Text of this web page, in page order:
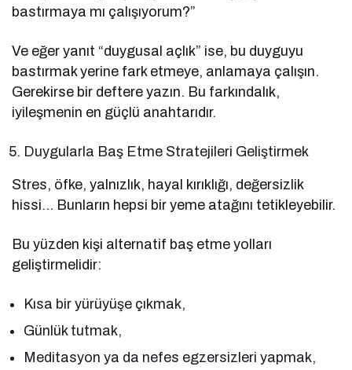
bastırmaya mı çalışıyorum?”
Ve eğer yanıt “duygusal açlık” ise, bu duyguyu
bastırmak yerine fark etmeye, anlamaya çalışın.
Gerekirse bir deftere yazın. Bu farkındalık,
iyileşmenin en güçlü anahtarıdır.
Duygularla Baş Etme Stratejileri Geliştirmek
Stres, öfke, yalnızlık, hayal kırıklığı, değersizlik
hissi… Bunların hepsi bir yeme atağını tetikleyebilir.
Bu yüzden kişi alternatif baş etme yolları
geliştirmelidir:
Kısa bir yürüyüşe çıkmak,
Günlük tutmak,
Meditasyon ya da nefes egzersizleri yapmak,